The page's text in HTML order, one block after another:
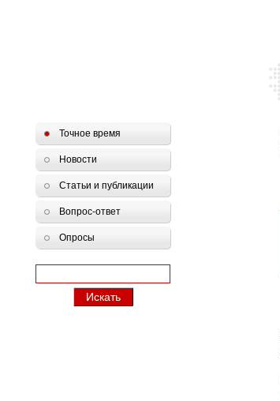
Точное время
Новости
Статьи и публикации
Вопрос-ответ
Опросы